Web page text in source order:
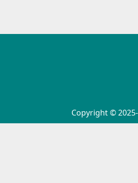
Copyright ©